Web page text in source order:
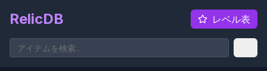
RelicDB レベル表